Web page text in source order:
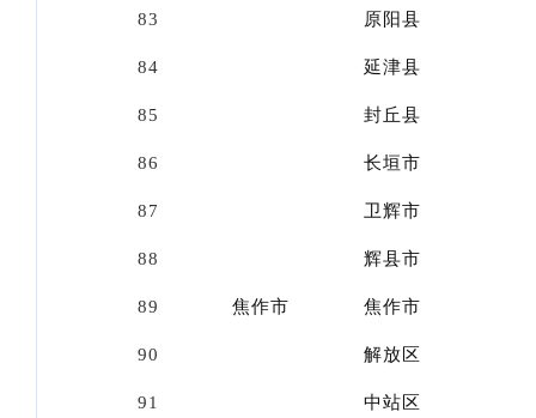
83 原阳县
84 延津县
85 封丘县
86 长垣市
87 卫辉市
88 辉县市
89 焦作市 焦作市
90 解放区
91 中站区